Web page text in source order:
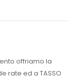
offriamo la
rate ed a TASSO